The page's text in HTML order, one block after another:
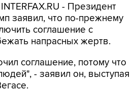
- Президент
заявил, что по-прежнему
соглашение с
напрасных жертв.
соглашение, потому что
- заявил он, выступая